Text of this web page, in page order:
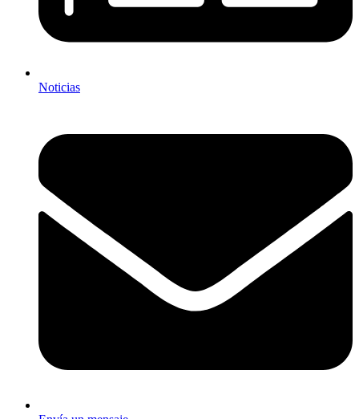
Noticias